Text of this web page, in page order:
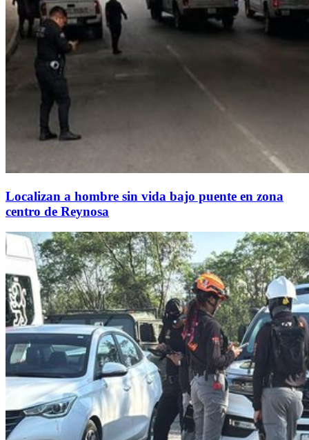
Localizan a hombre sin vida bajo puente en zona
centro de Reynosa